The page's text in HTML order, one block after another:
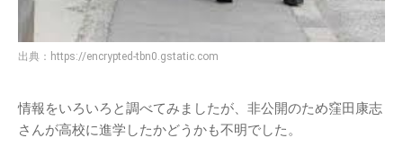
出典： https://encrypted-tbn0.gstatic.com
情報をいろいろと調べてみましたが、非公開のため窪田康志
さんが高校に進学したかどうかも不明でした。